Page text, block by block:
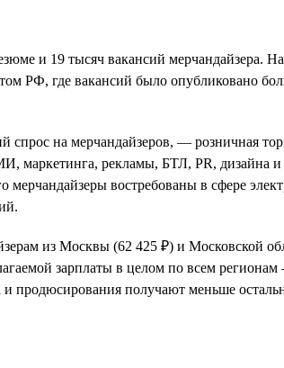
и 19 тысяч вакансий
РФ, где вакансий было опубликовано
спрос на мерчандайзеров, — розничная
маркетинга, рекламы, БТЛ, PR,
востребованы в сфере
из Москвы (62 425 ₽) и Московской
зарплаты в целом по всем
продюсирования получают меньше